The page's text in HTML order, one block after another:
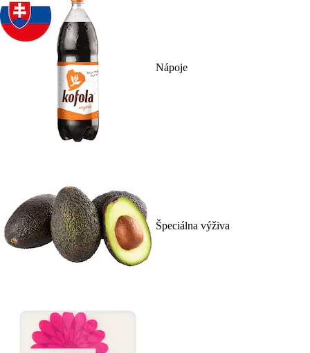
Nápoje
Špeciálna výživa